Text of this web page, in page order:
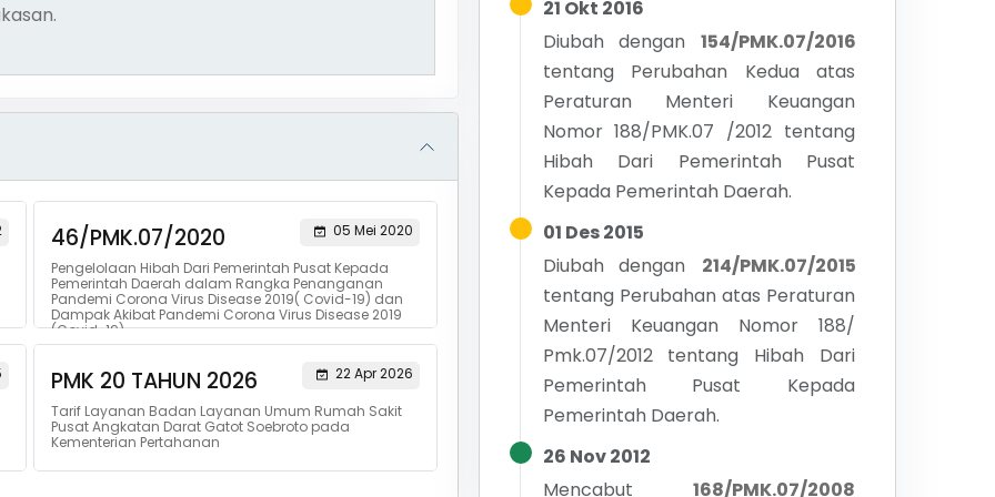
46/PMK.07/2020
05 Mei 2020
Pengelolaan Hibah Dari Pemerintah Pusat Kepada
Pemerintah Daerah dalam Rangka Penanganan
Pandemi Corona Virus Disease 2019( Covid-19) dan
Dampak Akibat Pandemi Corona Virus Disease 2019
(Covid-19)
PMK 20 TAHUN 2026
22 Apr 2026
Tarif Layanan Badan Layanan Umum Rumah Sakit
Pusat Angkatan Darat Gatot Soebroto pada
Kementerian Pertahanan
21 Okt 2016
Diubah dengan
154/PMK.07/2016
tentang Perubahan Kedua atas
Peraturan Menteri Keuangan
Nomor 188/PMK.07 /2012 tentang
Hibah Dari Pemerintah Pusat
Kepada Pemerintah Daerah.
01 Des 2015
Diubah dengan
214/PMK.07/2015
tentang Perubahan atas Peraturan
Menteri Keuangan Nomor 188/
Pmk.07/2012 tentang Hibah Dari
Pemerintah Pusat Kepada
Pemerintah Daerah.
26 Nov 2012
Mencabut
168/PMK.07/2008